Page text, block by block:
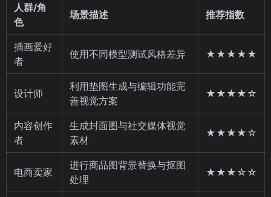
人群/角
色
场景描述 推荐指数
插画爱好
者
使用不同模型测试风格差异 ★★★★★
设计师
利用垫图生成与编辑功能完
善视觉方案
★★★★☆
内容创作
者
生成封面图与社交媒体视觉
素材
★★★★☆
电商卖家
进行商品图背景替换与抠图
处理
★★★☆☆